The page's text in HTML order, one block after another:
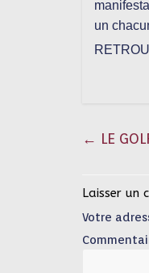
un
← LE
Laisser un
Votre